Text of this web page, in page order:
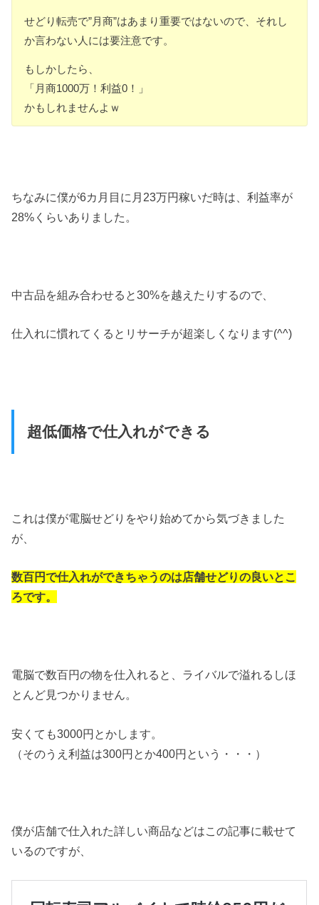
せどり転売で”月商”はあまり重要ではないので、それし
か言わない人には要注意です。
もしかしたら、
「月商1000万！利益0！」
かもしれませんよｗ
ちなみに僕が6カ月目に月23万円稼いだ時は、利益率が
28%くらいありました。
中古品を組み合わせると30%を越えたりするので、
仕入れに慣れてくるとリサーチが超楽しくなります(^^)
超低価格で仕入れができる
これは僕が電脳せどりをやり始めてから気づきました
が、
数百円で仕入れができちゃうのは店舗せどりの良いとこ
ろです。
電脳で数百円の物を仕入れると、ライバルで溢れるしほ
とんど見つかりません。
安くても3000円とかします。
（そのうえ利益は300円とか400円という・・・）
僕が店舗で仕入れた詳しい商品などはこの記事に載せて
いるのですが、